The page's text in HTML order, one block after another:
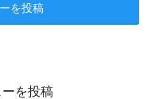
を投稿
を投稿